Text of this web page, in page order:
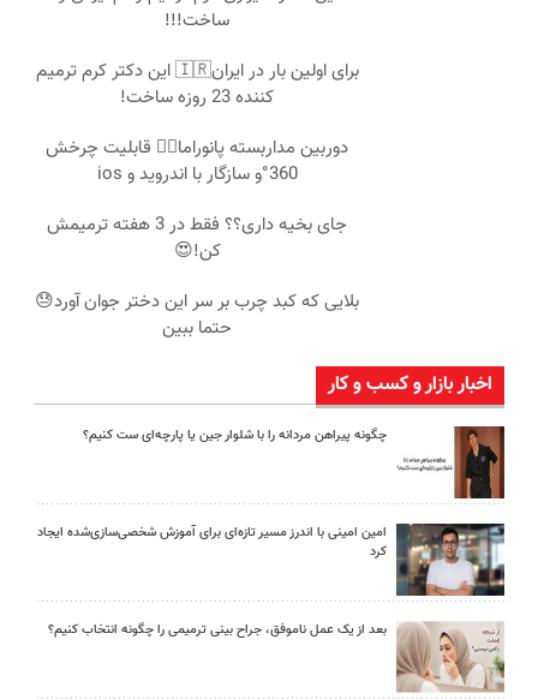
ساخت!!!
برای اولین بار در ایران🇮🇷 این دکتر کرم ترمیم
کننده 23 روزه ساخت!
دوربین مداربسته پانوراما👈🏻 قابلیت چرخش
360°و سازگار با اندروید و ios
جای بخیه داری؟؟ فقط در 3 هفته ترمیمش
کن!😍
بلایی که کبد چرب بر سر این دختر جوان آورد😓
حتما ببین
اخبار بازار و کسب و کار
چگونه پیراهن مردانه را با شلوار جین یا پارچه‌ای ست کنیم؟
امین امینی با اندرز مسیر تازه‌ای برای آموزش شخصی‌سازی‌شده ایجاد
کرد
بعد از یک عمل ناموفق، جراح بینی ترمیمی را چگونه انتخاب کنیم؟